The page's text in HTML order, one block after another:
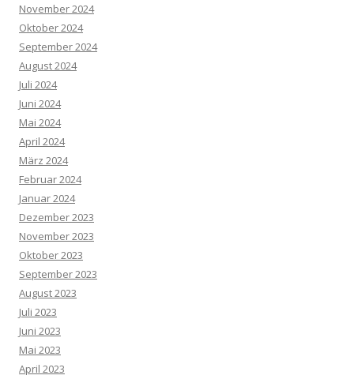
November 2024
Oktober 2024
September 2024
August 2024
Juli 2024
Juni 2024
Mai 2024
April 2024
März 2024
Februar 2024
Januar 2024
Dezember 2023
November 2023
Oktober 2023
September 2023
August 2023
Juli 2023
Juni 2023
Mai 2023
April 2023